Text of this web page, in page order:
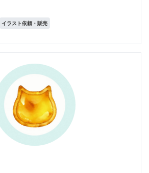
イラスト依頼・販売